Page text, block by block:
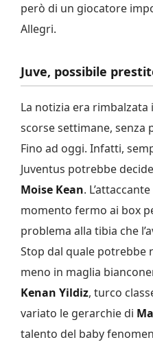
però di un giocatore
Allegri.
Juve, possibile
La notizia era
scorse settimane,
Fino ad oggi. Infatti,
Juventus potrebbe
Moise Kean.
momento fermo ai box
problema alla tibia che
Stop dal quale potrebbe
meno in maglia
Kenan Yildiz, turco
variato le gerarchie di
talento del baby